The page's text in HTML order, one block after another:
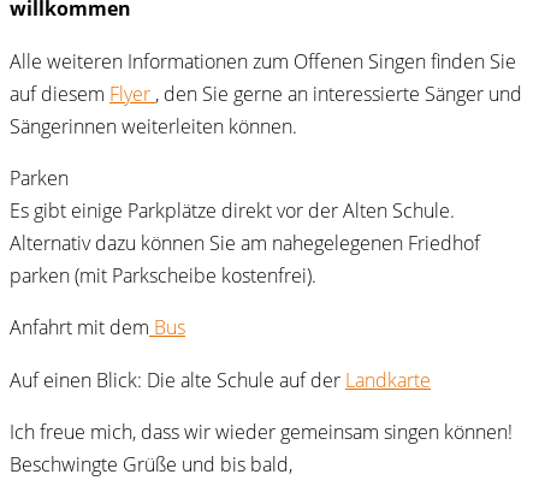
willkommen
Alle weiteren Informationen zum Offenen Singen finden Sie
auf diesem Flyer , den Sie gerne an interessierte Sänger und
Sängerinnen weiterleiten können.
Parken
Es gibt einige Parkplätze direkt vor der Alten Schule.
Alternativ dazu können Sie am nahegelegenen Friedhof
parken (mit Parkscheibe kostenfrei).
Anfahrt mit dem Bus
Auf einen Blick: Die alte Schule auf der Landkarte
Ich freue mich, dass wir wieder gemeinsam singen können!
Beschwingte Grüße und bis bald,